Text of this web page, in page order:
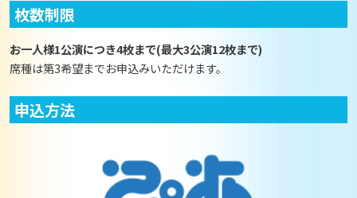
枚数制限
お一人様1公演につき4枚まで(最大3公演12枚まで)
席種は第3希望までお申込みいただけます。
申込方法